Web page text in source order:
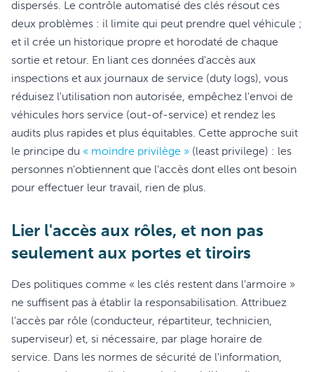
dispersés. Le contrôle automatisé des clés résout ces
deux problèmes : il limite qui peut prendre quel véhicule ;
et il crée un historique propre et horodaté de chaque
sortie et retour. En liant ces données d'accès aux
inspections et aux journaux de service (duty logs), vous
réduisez l'utilisation non autorisée, empêchez l'envoi de
véhicules hors service (out-of-service) et rendez les
audits plus rapides et plus équitables. Cette approche suit
le principe du « moindre privilège » (least privilege) : les
personnes n'obtiennent que l'accès dont elles ont besoin
pour effectuer leur travail, rien de plus.
Lier l'accès aux rôles, et non pas
seulement aux portes et tiroirs
Des politiques comme « les clés restent dans l'armoire »
ne suffisent pas à établir la responsabilisation. Attribuez
l'accès par rôle (conducteur, répartiteur, technicien,
superviseur) et, si nécessaire, par plage horaire de
service. Dans les normes de sécurité de l'information,